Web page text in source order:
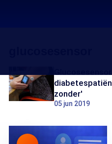
zonder'
05 jun 2019